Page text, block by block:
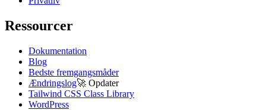
Ressourcer
Dokumentation
Blog
Bedste fremgangsmåder
Ændringslog🚀 Opdater
Tailwind CSS Class Library
WordPress